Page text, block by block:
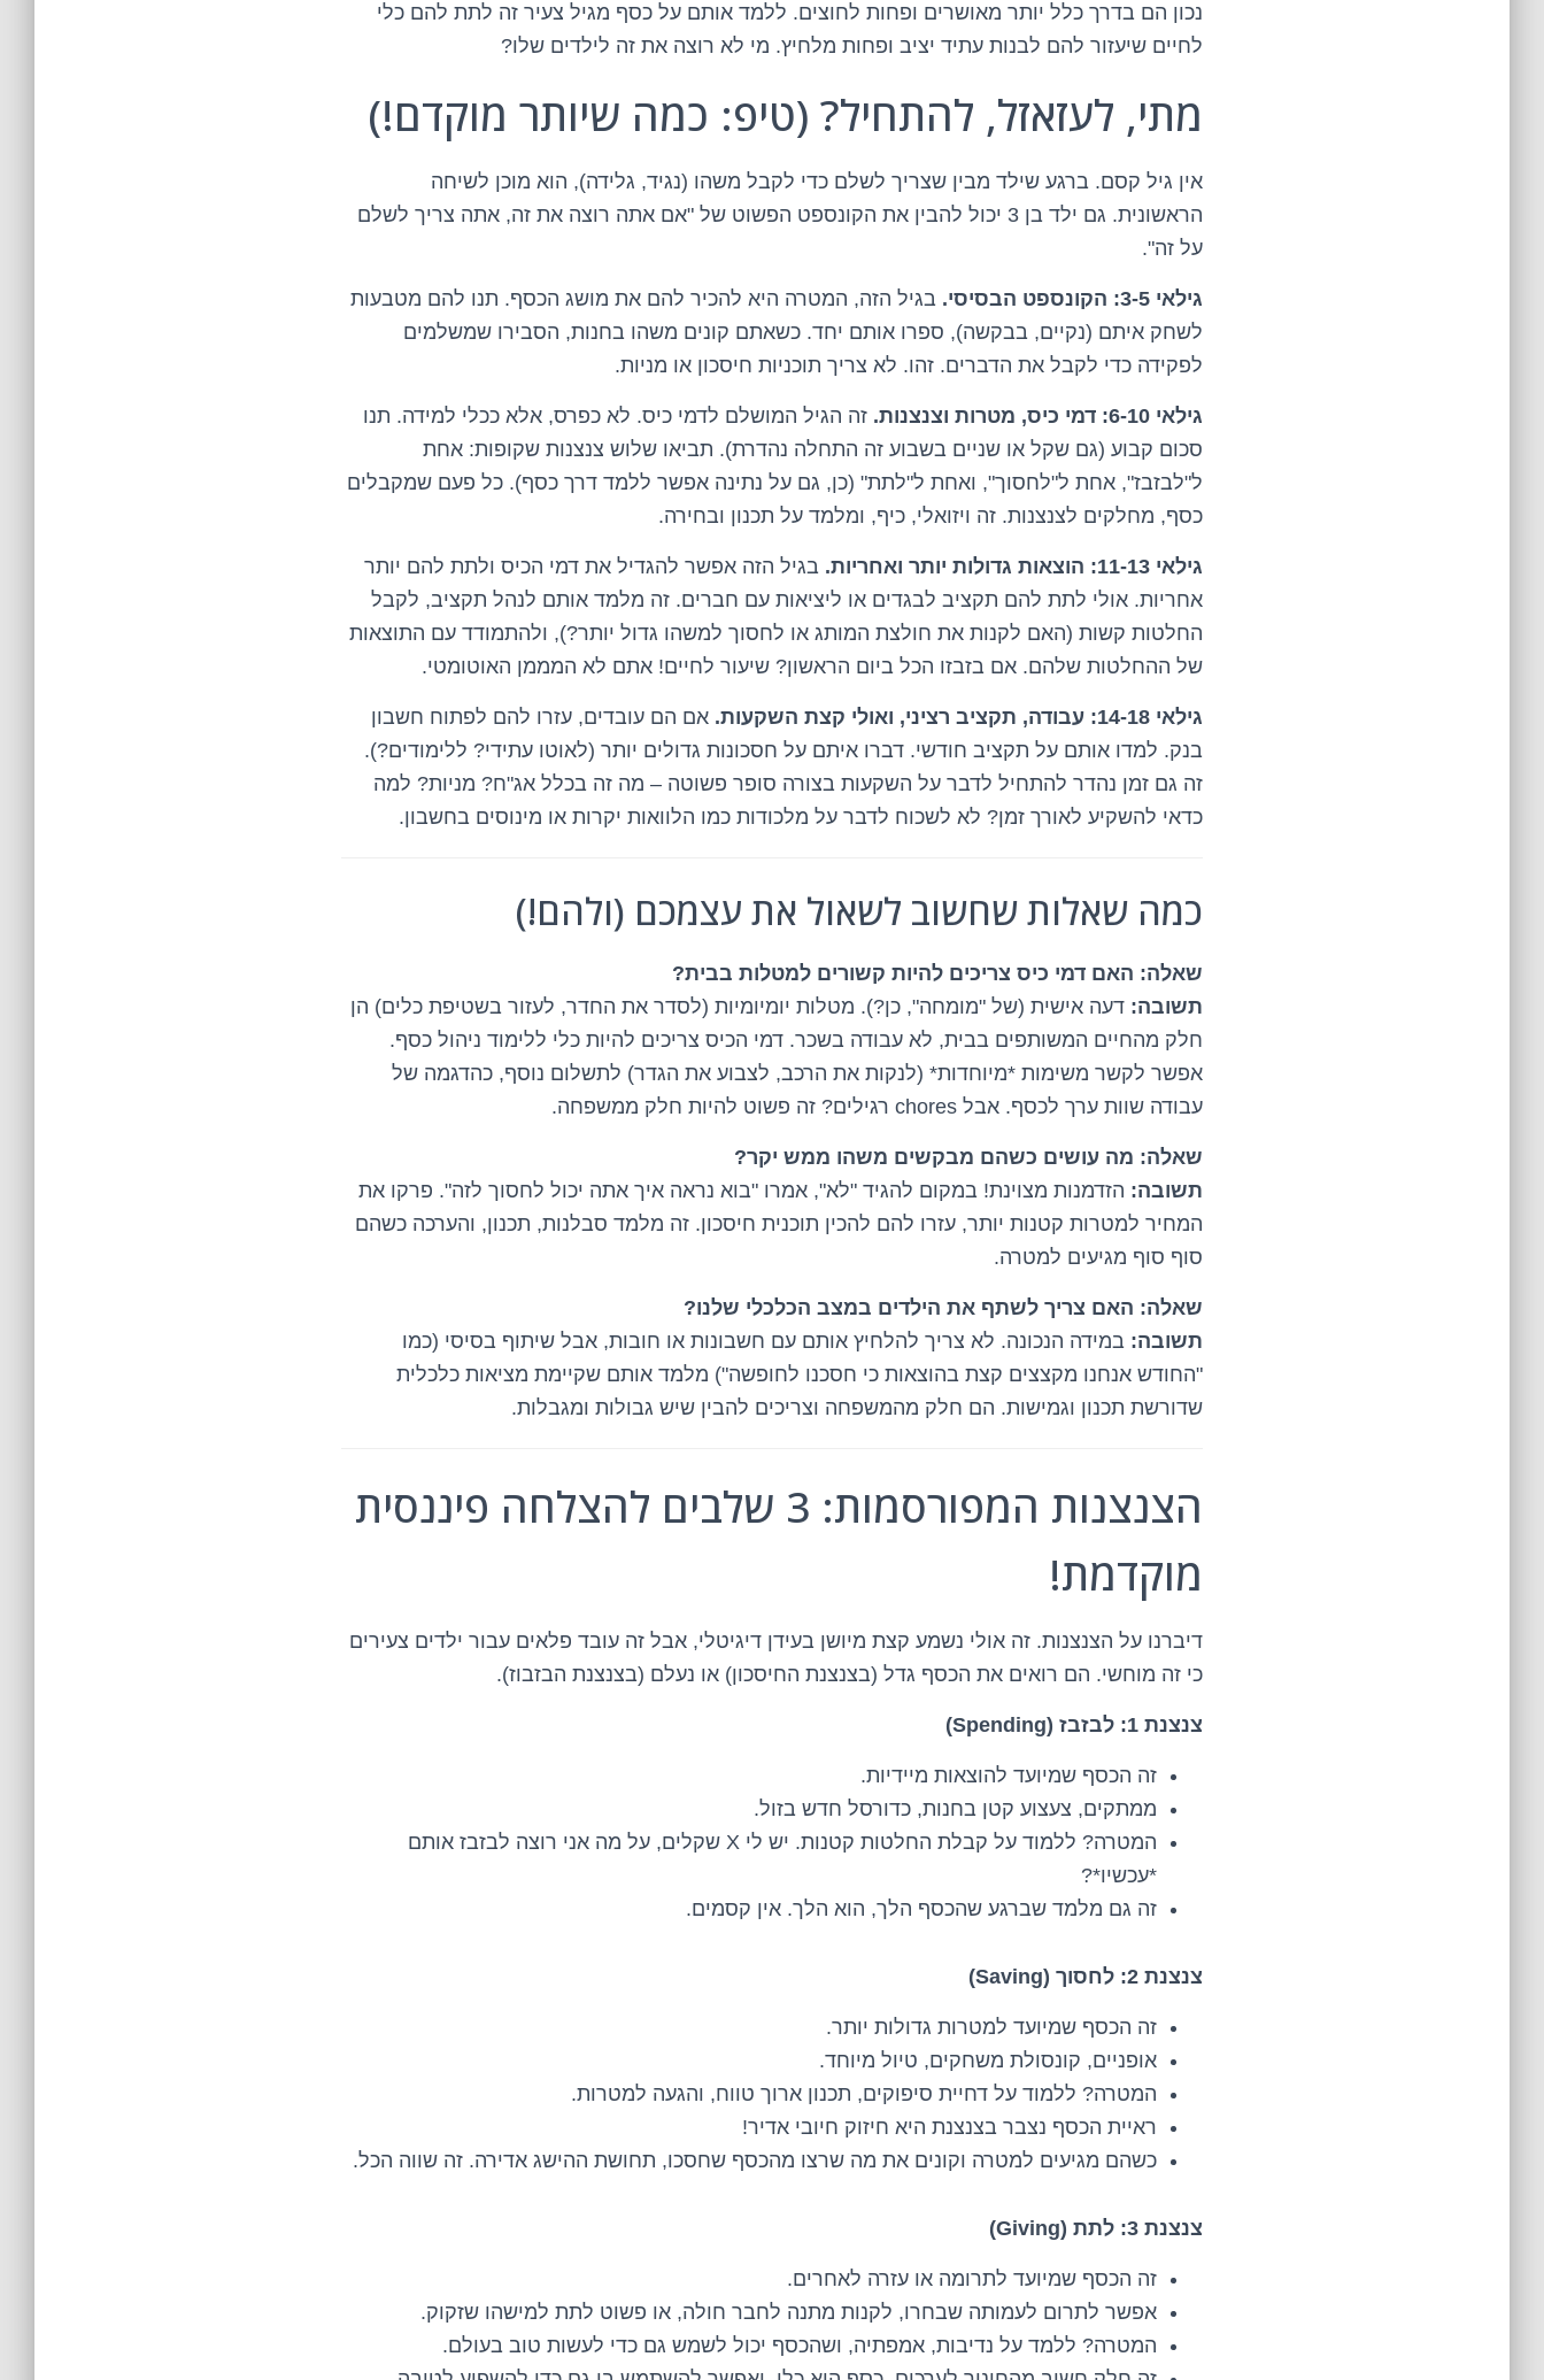
נכון הם בדרך כלל יותר מאושרים ופחות לחוצים. ללמד אותם על כסף מגיל צעיר זה לתת להם כלי
לחיים שיעזור להם לבנות עתיד יציב ופחות מלחיץ. מי לא רוצה את זה לילדים שלו?
מתי, לעזאזל, להתחיל? (טיפ: כמה שיותר מוקדם!)
אין גיל קסם. ברגע שילד מבין שצריך לשלם כדי לקבל משהו (נגיד, גלידה), הוא מוכן לשיחה
הראשונית. גם ילד בן 3 יכול להבין את הקונספט הפשוט של "אם אתה רוצה את זה, אתה צריך לשלם
על זה".
גילאי 3-5: הקונספט הבסיסי.
בגיל הזה, המטרה היא להכיר להם את מושג הכסף. תנו להם מטבעות
לשחק איתם (נקיים, בבקשה), ספרו אותם יחד. כשאתם קונים משהו בחנות, הסבירו שמשלמים
לפקידה כדי לקבל את הדברים. זהו. לא צריך תוכניות חיסכון או מניות.
גילאי 6-10: דמי כיס, מטרות וצנצנות.
זה הגיל המושלם לדמי כיס. לא כפרס, אלא ככלי למידה. תנו
סכום קבוע (גם שקל או שניים בשבוע זה התחלה נהדרת). תביאו שלוש צנצנות שקופות: אחת
ל"לבזבז", אחת ל"לחסוך", ואחת ל"לתת" (כן, גם על נתינה אפשר ללמד דרך כסף). כל פעם שמקבלים
כסף, מחלקים לצנצנות. זה ויזואלי, כיף, ומלמד על תכנון ובחירה.
גילאי 11-13: הוצאות גדולות יותר ואחריות.
בגיל הזה אפשר להגדיל את דמי הכיס ולתת להם יותר
אחריות. אולי לתת להם תקציב לבגדים או ליציאות עם חברים. זה מלמד אותם לנהל תקציב, לקבל
החלטות קשות (האם לקנות את חולצת המותג או לחסוך למשהו גדול יותר?), ולהתמודד עם התוצאות
של ההחלטות שלהם. אם בזבזו הכל ביום הראשון? שיעור לחיים! אתם לא המממן האוטומטי.
גילאי 14-18: עבודה, תקציב רציני, ואולי קצת השקעות.
אם הם עובדים, עזרו להם לפתוח חשבון
בנק. למדו אותם על תקציב חודשי. דברו איתם על חסכונות גדולים יותר (לאוטו עתידי? ללימודים?).
זה גם זמן נהדר להתחיל לדבר על השקעות בצורה סופר פשוטה – מה זה בכלל אג"ח? מניות? למה
כדאי להשקיע לאורך זמן? לא לשכוח לדבר על מלכודות כמו הלוואות יקרות או מינוסים בחשבון.
כמה שאלות שחשוב לשאול את עצמכם (ולהם!)
שאלה: האם דמי כיס צריכים להיות קשורים למטלות בבית?
תשובה: דעה אישית (של "מומחה", כן?). מטלות יומיומיות (לסדר את החדר, לעזור בשטיפת כלים) הן
חלק מהחיים המשותפים בבית, לא עבודה בשכר. דמי הכיס צריכים להיות כלי ללימוד ניהול כסף.
אפשר לקשר משימות *מיוחדות* (לנקות את הרכב, לצבוע את הגדר) לתשלום נוסף, כהדגמה של
עבודה שוות ערך לכסף. אבל chores רגילים? זה פשוט להיות חלק ממשפחה.
שאלה: מה עושים כשהם מבקשים משהו ממש יקר?
תשובה: הזדמנות מצוינת! במקום להגיד "לא", אמרו "בוא נראה איך אתה יכול לחסוך לזה". פרקו את
המחיר למטרות קטנות יותר, עזרו להם להכין תוכנית חיסכון. זה מלמד סבלנות, תכנון, והערכה כשהם
סוף סוף מגיעים למטרה.
שאלה: האם צריך לשתף את הילדים במצב הכלכלי שלנו?
תשובה: במידה הנכונה. לא צריך להלחיץ אותם עם חשבונות או חובות, אבל שיתוף בסיסי (כמו
"החודש אנחנו מקצצים קצת בהוצאות כי חסכנו לחופשה") מלמד אותם שקיימת מציאות כלכלית
שדורשת תכנון וגמישות. הם חלק מהמשפחה וצריכים להבין שיש גבולות ומגבלות.
הצנצנות המפורסמות: 3 שלבים להצלחה פיננסית
מוקדמת!
דיברנו על הצנצנות. זה אולי נשמע קצת מיושן בעידן דיגיטלי, אבל זה עובד פלאים עבור ילדים צעירים
כי זה מוחשי. הם רואים את הכסף גדל (בצנצנת החיסכון) או נעלם (בצנצנת הבזבוז).
צנצנת 1: לבזבז (Spending)
זה הכסף שמיועד להוצאות מיידיות.
ממתקים, צעצוע קטן בחנות, כדורסל חדש בזול.
המטרה? ללמוד על קבלת החלטות קטנות. יש לי X שקלים, על מה אני רוצה לבזבז אותם
*עכשיו*?
זה גם מלמד שברגע שהכסף הלך, הוא הלך. אין קסמים.
צנצנת 2: לחסוך (Saving)
זה הכסף שמיועד למטרות גדולות יותר.
אופניים, קונסולת משחקים, טיול מיוחד.
המטרה? ללמוד על דחיית סיפוקים, תכנון ארוך טווח, והגעה למטרות.
ראיית הכסף נצבר בצנצנת היא חיזוק חיובי אדיר!
כשהם מגיעים למטרה וקונים את מה שרצו מהכסף שחסכו, תחושת ההישג אדירה. זה שווה הכל.
צנצנת 3: לתת (Giving)
זה הכסף שמיועד לתרומה או עזרה לאחרים.
אפשר לתרום לעמותה שבחרו, לקנות מתנה לחבר חולה, או פשוט לתת למישהו שזקוק.
המטרה? ללמד על נדיבות, אמפתיה, ושהכסף יכול לשמש גם כדי לעשות טוב בעולם.